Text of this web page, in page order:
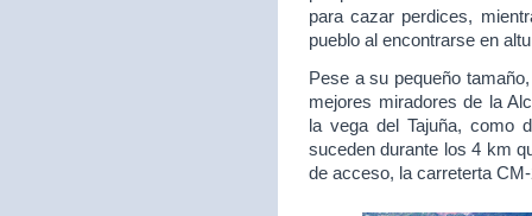
para cazar perdices,
pueblo al encontrarse en
Pese a su pequeño
mejores miradores de la
la vega del Tajuña, como
suceden durante los 4 km
de acceso, la carreterta